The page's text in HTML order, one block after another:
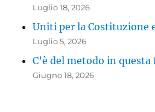
Luglio 18, 2026
Uniti per la Costituzione
Luglio 5, 2026
C’è del metodo in
Giugno 18, 2026